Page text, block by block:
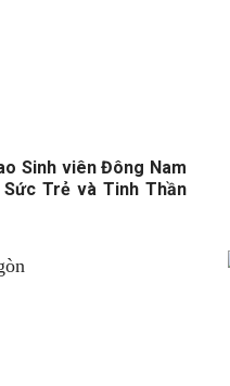
Sinh viên Đông Nam
Trẻ và Tinh Thần